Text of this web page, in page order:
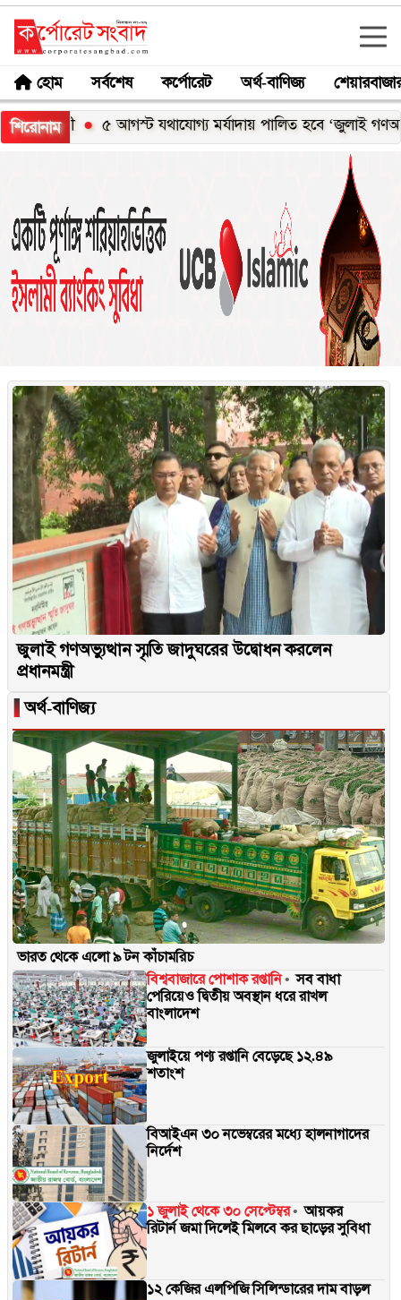
হোম সর্বশেষ কর্পোরেট অর্থ-বাণিজ্য
শিরোনামমর্যাদায় পালিত হবে ‘জুলাই গণঅভ্যুত্থান দিবস-২০২৬’
জুলাই গণঅভ্যুত্থান স্মৃতি জাদুঘরের উদ্বোধন করলেন
প্রধানমন্ত্রী
▐অর্থ-বাণিজ্য
ভারত থেকে এলো ৯ টন কাঁচামরিচ
বিশ্ববাজারে পোশাক রপ্তানি
সব বাধা
পেরিয়েও দ্বিতীয় অবস্থান ধরে রাখল
বাংলাদেশ
জুলাইয়ে পণ্য রপ্তানি বেড়েছে ১২.৪৯
শতাংশ
বিআইএন ৩০ নভেম্বরের মধ্যে হালনাগাদের
নির্দেশ
১ জুলাই থেকে ৩০ সেপ্টেম্বর
আয়কর
রিটার্ন জমা দিলেই মিলবে কর ছাড়ের সুবিধা
১২ কেজির এলপিজি সিলিন্ডারের দাম বাড়ল